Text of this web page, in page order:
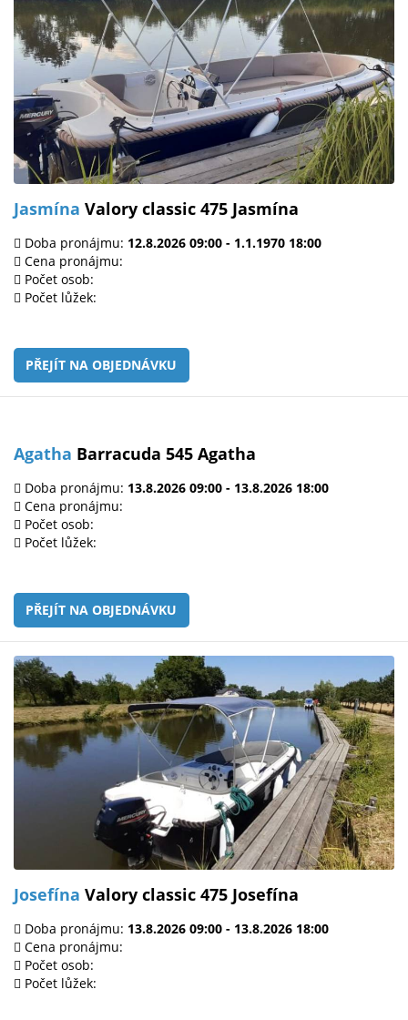
Jasmína Valory classic 475 Jasmína
Doba pronájmu: 12.8.2026 09:00 - 1.1.1970 18:00
Cena pronájmu:
Počet osob:
Počet lůžek:
PŘEJÍT NA OBJEDNÁVKU
Agatha Barracuda 545 Agatha
Doba pronájmu: 13.8.2026 09:00 - 13.8.2026 18:00
Cena pronájmu:
Počet osob:
Počet lůžek:
PŘEJÍT NA OBJEDNÁVKU
Josefína Valory classic 475 Josefína
Doba pronájmu: 13.8.2026 09:00 - 13.8.2026 18:00
Cena pronájmu:
Počet osob:
Počet lůžek: